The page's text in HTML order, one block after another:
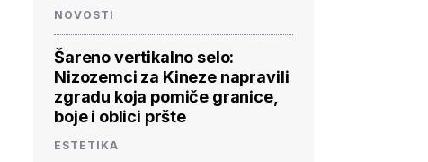
NOVOSTI
Šareno vertikalno selo:
Nizozemci za Kineze napravili
zgradu koja pomiče granice,
boje i oblici pršte
ESTETIKA